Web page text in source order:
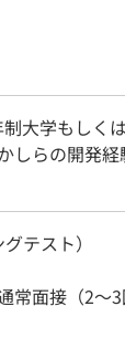
制大学もしく
しらの開発
テスト）
常面接（2～3